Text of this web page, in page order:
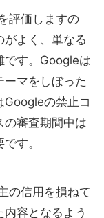
評価しますの
よく、単なる
です。Googleは
マをしぼった
Googleの禁止コ
の審査期間中は
す。
の信用を損ねて
容となるよう